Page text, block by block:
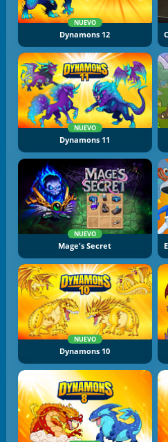
NUEVO
Dynamons 12
NUEVO
Dynamons 11
NUEVO
Mage's Secret
NUEVO
Dynamons 10